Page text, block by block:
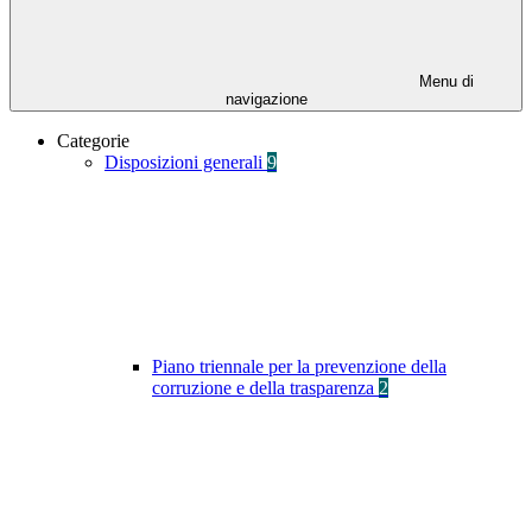
Menu di
navigazione
Categorie
Disposizioni generali 9
Piano triennale per la prevenzione della
corruzione e della trasparenza 2